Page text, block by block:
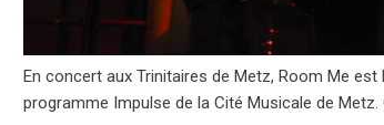
En concert aux Trinitaires de Metz, Room Me est
programme Impulse de la Cité Musicale de Metz.